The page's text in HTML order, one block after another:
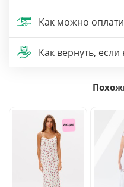
Как можно
Как вернуть,